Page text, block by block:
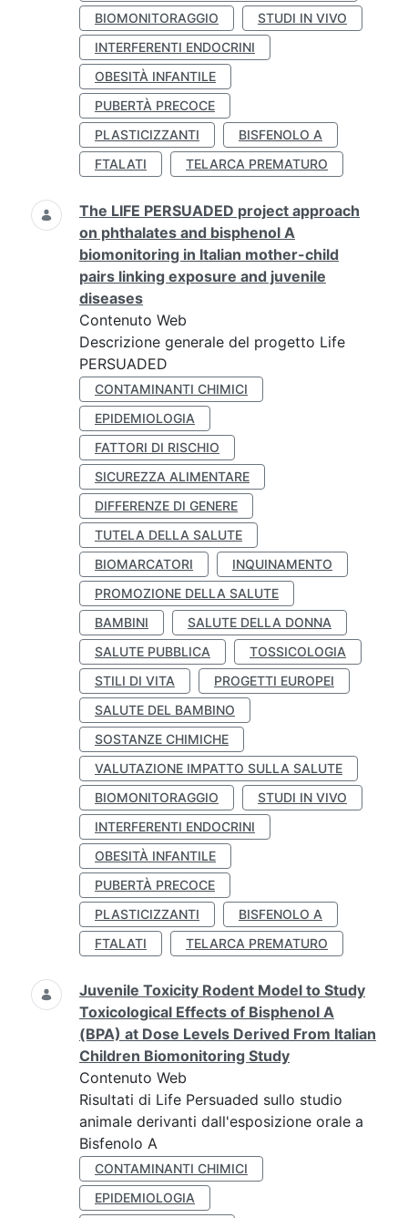
BIOMONITORAGGIO
STUDI IN VIVO
INTERFERENTI ENDOCRINI
OBESITÀ INFANTILE
PUBERTÀ PRECOCE
PLASTICIZZANTI
BISFENOLO A
FTALATI
TELARCA PREMATURO
The LIFE PERSUADED project approach
on phthalates and bisphenol A
biomonitoring in Italian mother-child
pairs linking exposure and juvenile
diseases
Contenuto Web
Descrizione generale del progetto Life
PERSUADED
CONTAMINANTI CHIMICI
EPIDEMIOLOGIA
FATTORI DI RISCHIO
SICUREZZA ALIMENTARE
DIFFERENZE DI GENERE
TUTELA DELLA SALUTE
BIOMARCATORI
INQUINAMENTO
PROMOZIONE DELLA SALUTE
BAMBINI
SALUTE DELLA DONNA
SALUTE PUBBLICA
TOSSICOLOGIA
STILI DI VITA
PROGETTI EUROPEI
SALUTE DEL BAMBINO
SOSTANZE CHIMICHE
VALUTAZIONE IMPATTO SULLA SALUTE
BIOMONITORAGGIO
STUDI IN VIVO
INTERFERENTI ENDOCRINI
OBESITÀ INFANTILE
PUBERTÀ PRECOCE
PLASTICIZZANTI
BISFENOLO A
FTALATI
TELARCA PREMATURO
Juvenile Toxicity Rodent Model to Study
Toxicological Effects of Bisphenol A
(BPA) at Dose Levels Derived From Italian
Children Biomonitoring Study
Contenuto Web
Risultati di Life Persuaded sullo studio
animale derivanti dall'esposizione orale a
Bisfenolo A
CONTAMINANTI CHIMICI
EPIDEMIOLOGIA